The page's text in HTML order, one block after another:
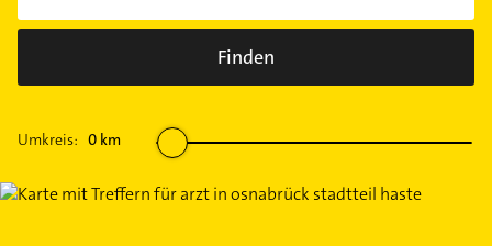
Finden
Umkreis: 0 km